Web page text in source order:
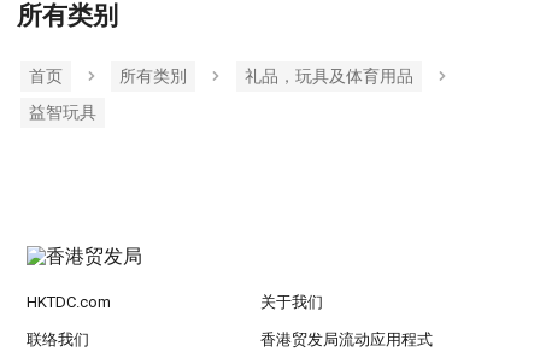
所有类别
首页 所有类別
礼品，玩具及体育用品
益智玩具
HKTDC.com 关于我们
联络我们 香港贸发局流动应用程式